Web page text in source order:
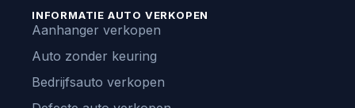
INFORMATIE AUTO VERKOPEN
Aanhanger verkopen
Auto zonder keuring
Bedrijfsauto verkopen